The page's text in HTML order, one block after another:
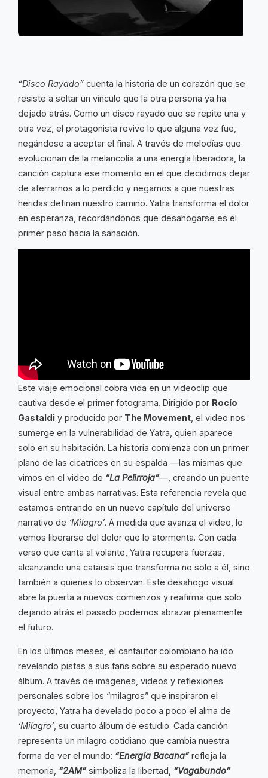
“Disco Rayado” cuenta la historia de un corazón que se
resiste a soltar un vínculo que la otra persona ya ha
dejado atrás. Como un disco rayado que se repite una y
otra vez, el protagonista revive lo que alguna vez fue,
negándose a aceptar el final. A través de melodías que
evolucionan de la melancolía a una energía liberadora, la
canción captura ese momento en el que decidimos dejar
de aferrarnos a lo perdido y negarnos a que nuestras
heridas definan nuestro camino. Yatra transforma el dolor
en esperanza, recordándonos que desahogarse es el
primer paso hacia la sanación.
Este viaje emocional cobra vida en un videoclip que
cautiva desde el primer fotograma. Dirigido por Rocío
Gastaldi y producido por The Movement , el video nos
sumerge en la vulnerabilidad de Yatra, quien aparece
solo en su habitación. La historia comienza con un primer
plano de las cicatrices en su espalda —las mismas que
vimos en el video de “La Pelirroja”—, creando un puente
visual entre ambas narrativas. Esta referencia revela que
estamos entrando en un nuevo capítulo del universo
narrativo de ‘Milagro’. A medida que avanza el video, lo
vemos liberarse del dolor que lo atormenta. Con cada
verso que canta al volante, Yatra recupera fuerzas,
alcanzando una catarsis que transforma no solo a él, sino
también a quienes lo observan. Este desahogo visual
abre la puerta a nuevos comienzos y reafirma que solo
dejando atrás el pasado podemos abrazar plenamente
el futuro.
En los últimos meses, el cantautor colombiano ha ido
revelando pistas a sus fans sobre su esperado nuevo
álbum. A través de imágenes, videos y reflexiones
personales sobre los “milagros” que inspiraron el
proyecto, Yatra ha develado poco a poco el alma de
‘Milagro’ , su cuarto álbum de estudio. Cada canción
representa un milagro cotidiano que cambia nuestra
forma de ver el mundo: “Energía Bacana”refleja la
memoria, “2AM”simboliza la libertad, “Vagabundo”